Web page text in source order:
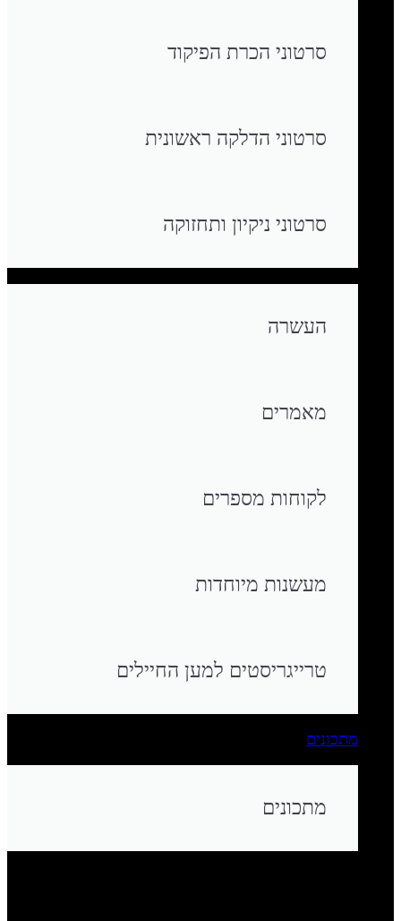
סרטוני הכרת הפיקוד
סרטוני הדלקה ראשונית
סרטוני ניקיון ותחזוקה
העשרה
מאמרים
לקוחות מספרים
מעשנות מיוחדות
טרייגריסטים למען החיילים
מתכונים
מתכונים